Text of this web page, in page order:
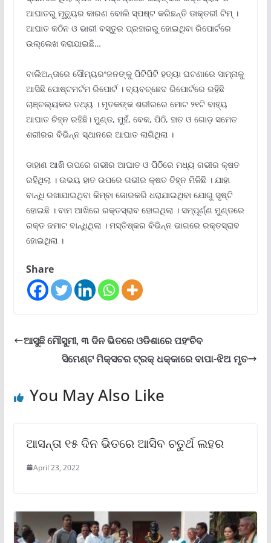
ଆଘାତରୁ ମୃତ୍ୟୁର କାରଣ ବୋଲି ସ୍ପଷ୍ଟ କରିଛନ୍ତି ଡାକ୍ତରୀ ଟିମ୍ ।
ଆଘାତ କଠିନ ଓ ଭାରୀ ବସ୍ତୁର ପ୍ରହାରରୁ ହୋଇଥିବା ରିପୋର୍ଟରେ
ଉଲ୍ଲେଖ କରାଯାଇଛି…
ବାଲିଅନ୍ତାରେ ସୌମ୍ୟରଂଜନଙ୍କୁ ପିଟିପିଟି ହତ୍ୟା ଘଟଣାରେ ସାମ୍ନାକୁ
ଆସିଛି ପୋଷ୍ଟମର୍ଟମ ରିପୋର୍ଟ । ବ୍ୟବଚ୍ଛେଦ ରିପୋର୍ଟରେ ରହିଛି
ଚାଞ୍ଚଲ୍ୟକର ତଥ୍ୟ । ମୃତକଙ୍କ ଶରୀରରେ ମୋଟ ୨୧ଟି ବାହ୍ୟ
ଆଘାତ ଚିହ୍ନ ରହିଛି। ମୁଣ୍ଡ, ମୁହଁ, ବେକ, ପିଠି, ହାତ ଓ ଗୋଡ଼ ସମେତ
ଶରୀରର ବିଭିନ୍ନ ସ୍ଥାନରେ ଆଘାତ ଲାଗିଥିଲା ।
ଡାହାଣ ଆଖି ଉପରେ ଗଭୀର ଆଘାତ ଓ ପିଠିରେ ମଧ୍ୟ ଗଭୀର କ୍ଷତ
ରହିଥିଲା । ଉଭୟ ହାତ ଉପରେ ଗଭୀର କ୍ଷତ ଚିହ୍ନ ମିଳିଛି । ଯାହା
ବାନ୍ଧି ରଖାଯାଇଥିବା କିମ୍ବା ଜୋରକରି ଧରାଯାଇଥିବା ଯୋଗୁ ସୃଷ୍ଟି
ହୋଇଛି । ବାମ ଆଖିରେ ରକ୍ତସ୍ରାବ ହୋଇଥିଲା । ସମ୍ପୂର୍ଣ୍ଣ ମୁଣ୍ଡରେ
ରକ୍ତ ଜମାଟ ବାନ୍ଧିଥିଲା । ମସ୍ତିଷ୍କର ବିଭିନ୍ନ ଭାଗରେ ରକ୍ତସ୍ରାବ
ହୋଇଥିଲା ।
Share
ଆସୁଛି ମୌସୁମୀ, ୩ ଦିନ ଭିତରେ ଓଡିଶାରେ ପହଂଚିବ
ସିମେଣ୍ଟ ମିକ୍ସଚର ଟ୍ରକ୍ ଧକ୍କାରେ ବାପା-ଝିଅ ମୃତ
You May Also Like
ଆସନ୍ତା ୧୫ ଦିନ ଭିତରେ ଆସିବ ଚତୁର୍ଥ ଲହର
April 23, 2022